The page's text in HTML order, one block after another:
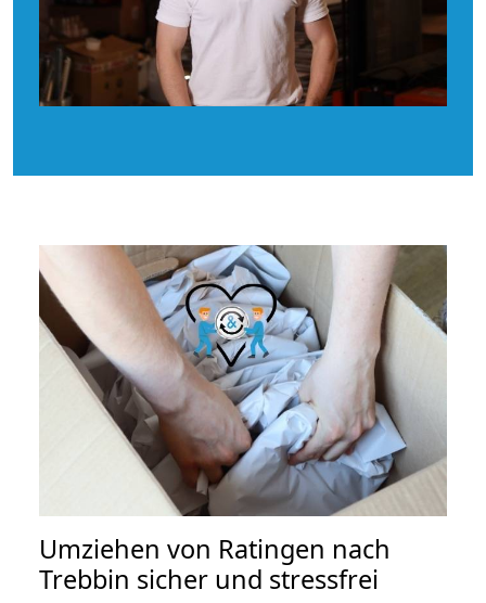
Umziehen von Ratingen nach
Trebbin sicher und stressfrei